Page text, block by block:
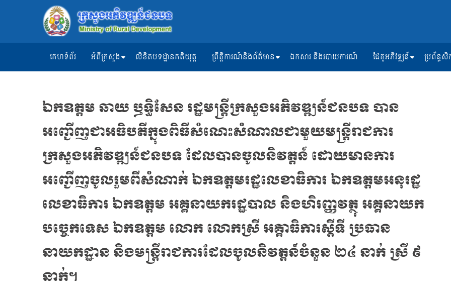
គេហទំព័រ អំពីក្រសួង លិខិតបទដ្ឋានគតិយុត្ត ព្រឹត្តិការណ៍និងព័ត៌មាន ឯកសារ និងរបាយការណ៍ ដៃគូអភិវឌ្ឍន៍ ប្រព័ន្ធ
ឯកឧត្ដម ឆាយ ឫទ្ធិសែន រដ្ឋមន្ត្រីក្រសួងអភិវឌ្ឍន៍ជនបទ បាន
អញ្ជើញជាអធិបតីក្នុងពិធីសំណេះសំណាលជាមួយមន្ត្រីរាជការ
ក្រសួងអភិវឌ្ឍន៍ជនបទ ដែលបានចូលនិវត្តន៍ ដោយមានការ
អញ្ជើញចូលរួមពីសំណាក់ ឯកឧត្ដមរដ្ឋលេខាធិការ ឯកឧត្ដមអនុរដ្ឋ
លេខាធិការ ឯកឧត្ដម អគ្គនាយករដ្ឋបាល និងហិរញ្ញវត្ថុ អគ្គនាយក
បច្ចេកទេស ឯកឧត្ដម លោក លោកស្រី អគ្គាធិការស្ដីទី ប្រធាន
នាយកដ្ឋាន និងមន្ត្រីរាជការដែលចូលនិវត្តន៍ចំនួន ២៤ នាក់ ស្រី ៩
នាក់។